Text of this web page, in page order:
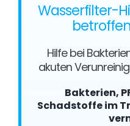
Wasserfilter-
Hilfe bei
akuten
Bakterien,
Schadstoffe im